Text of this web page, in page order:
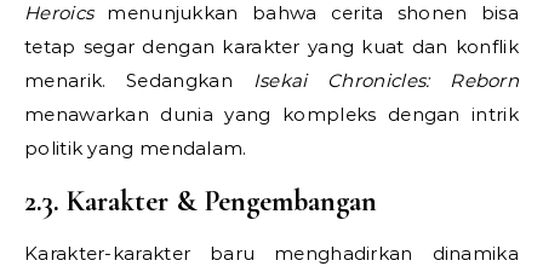
Heroicsmenunjukkan bahwa cerita shonen bisa
tetap segar dengan karakter yang kuat dan konflik
menarik. Sedangkan Isekai Chronicles: Reborn
menawarkan dunia yang kompleks dengan intrik
politik yang mendalam.
2.3. Karakter & Pengembangan
Karakter-karakter baru menghadirkan dinamika